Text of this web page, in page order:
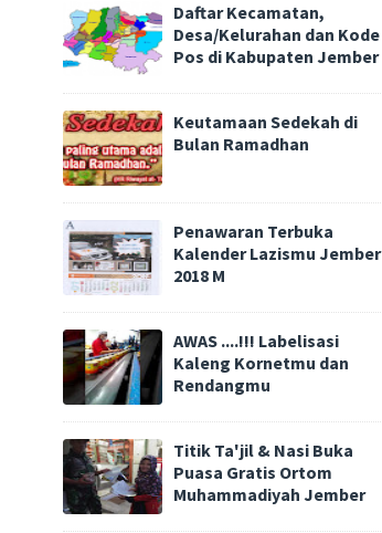
Daftar Kecamatan,
Desa/Kelurahan dan Kode
Pos di Kabupaten Jember
Keutamaan Sedekah di
Bulan Ramadhan
Penawaran Terbuka
Kalender Lazismu Jember
2018 M
AWAS ....!!! Labelisasi
Kaleng Kornetmu dan
Rendangmu
Titik Ta'jil & Nasi Buka
Puasa Gratis Ortom
Muhammadiyah Jember